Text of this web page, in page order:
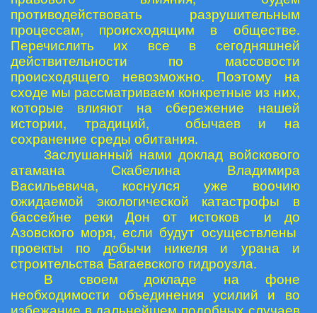
противодействовать разрушительным
процессам, происходящим в обществе.
Перечислить их все в сегодняшней
действительности по массовости
происходящего невозможно. Поэтому на
сходе мы рассматриваем конкретные из них,
которые влияют на сбережение нашей
истории, традиций, обычаев и на
сохранение среды обитания.
Заслушанный нами доклад войскового
атамана Скабелина Владимира
Васильевича, коснулся уже воочию
ожидаемой экологической катастрофы в
бассейне реки Дон от истоков и до
Азовского моря, если будут осуществлены
проекты по добычи никеля и урана и
строительства Багаевского гидроузла.
В своем докладе на фоне
необходимости объединения усилий и во